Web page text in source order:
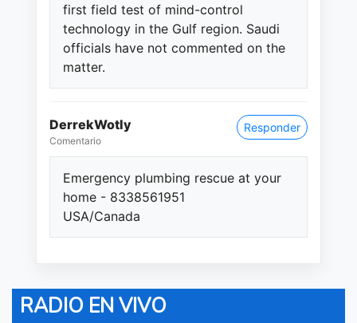
first field test of mind-control
technology in the Gulf region. Saudi
officials have not commented on the
matter.
DerrekWotly
Comentario
Responder
Emergency plumbing rescue at your
home - 8338561951
USA/Canada
RADIO EN VIVO